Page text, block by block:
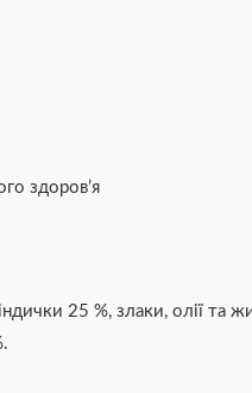
здоров’я
25 %, злаки, олії та